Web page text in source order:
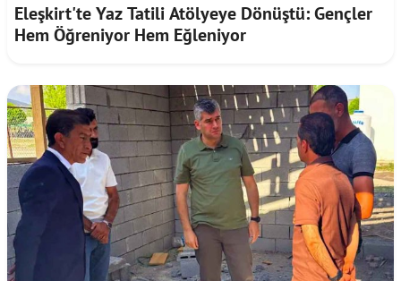
Eleşkirt'te Yaz Tatili Atölyeye Dönüştü: Gençler
Hem Öğreniyor Hem Eğleniyor